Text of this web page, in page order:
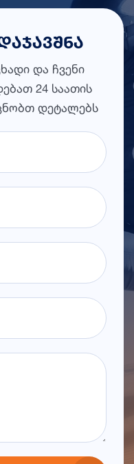
და ჩვენი
24 საათის
დეტალებს